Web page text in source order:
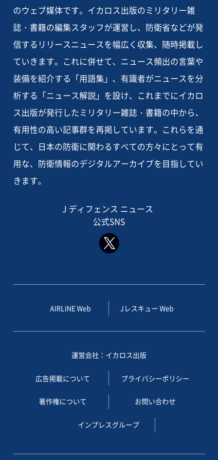
のウェブ媒体です。イカロス出版のミリタリー雑
誌・書籍の編集スタッフが運営し、防衛省などが発
信するリリースニュースを幅広く収集、随時掲載し
ていきます。これに併せて、ニュース頻出の言葉や
装備を紹介する「用語集」、有識者がニュースを分
析する「ニュース解説」を設け、これまでにイカロ
ス出版が発行したミリタリー雑誌・書籍の中から、
有用性の高い記事群を再掲しています。これらを通
じて、日本の防衛に関わるすべての方々にとって有
用な、防衛情報のデジタルアーカイブを目指してい
きます。
J ディフェンス ニュース
公式SNS
AIRLINE Web Jレスキュー Web
運営会社：イカロス出版
広告掲載について プライバシーポリシー
著作権について お問い合わせ
インプレスグループ